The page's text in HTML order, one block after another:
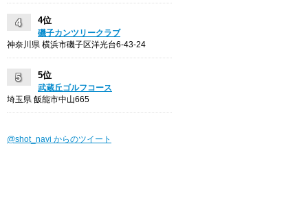
4位
磯子カンツリークラブ
神奈川県 横浜市磯子区洋光台6-43-24
5位
武蔵丘ゴルフコース
埼玉県 飯能市中山665
@shot_navi からのツイート